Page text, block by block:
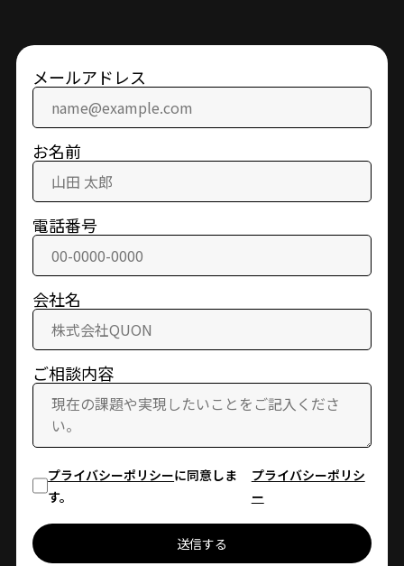
メールアドレス
お名前
電話番号
会社名
ご相談内容
プライバシーポリシーに同意しま
す。
プライバシーポリシ
ー
送信する